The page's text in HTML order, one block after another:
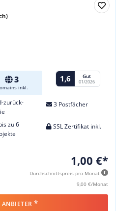
3
inkl.
1,6 Gut
01/2026
zurück-
3 Postfächer
zu 6
SSL Zertifikat inkl.
1,00 €*
Durchschnittspreis pro Monat
9,00 €/Monat
*